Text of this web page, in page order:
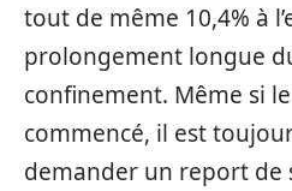
tout de même 10,4% à
prolongement longue
confinement. Même si
commencé, il est
demander un report de